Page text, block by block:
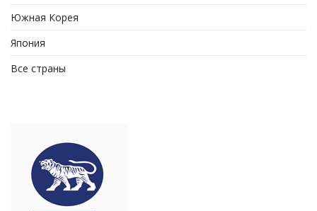
Южная Корея
Япония
Все страны